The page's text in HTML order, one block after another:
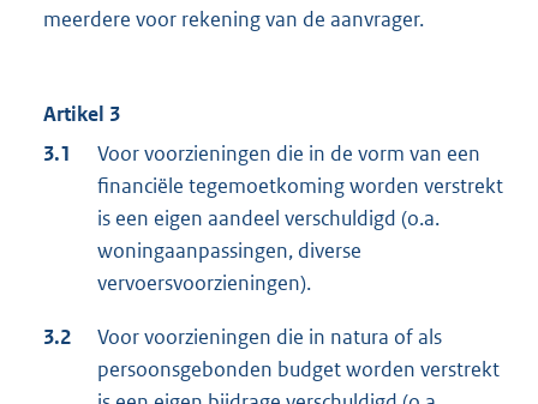
meerdere voor rekening van de aanvrager.
Artikel 3
3.1
Voor voorzieningen die in de vorm van een
financiële tegemoetkoming worden verstrekt
is een eigen aandeel verschuldigd (o.a.
woningaanpassingen, diverse
vervoersvoorzieningen).
3.2
Voor voorzieningen die in natura of als
persoonsgebonden budget worden verstrekt